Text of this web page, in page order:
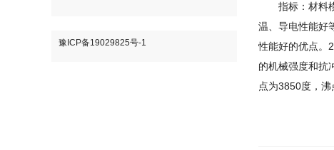
指标：材料
温、导电性能好
性能好的优点。
的机械强度和抗
点为3850度，
豫ICP备19029825号-1